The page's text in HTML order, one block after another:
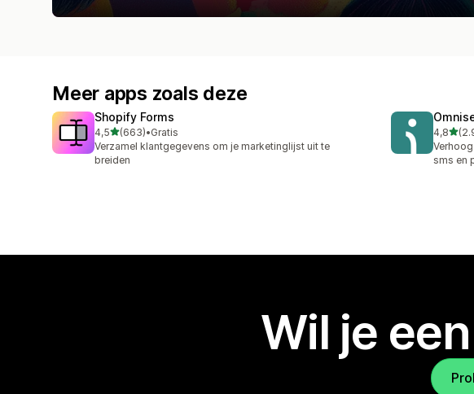
Meer apps zoals deze
Shopify Forms
4,5van 5 sterren
(663)
663 recensies in totaal
•Gratis
Verzamel klantgegevens om je marketinglijst uit te
breiden
4,8van
2947
sms en
Wil je